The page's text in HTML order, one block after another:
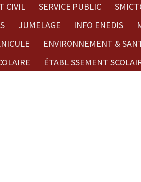
CIVIL SERVICE PUBLIC
JUMELAGE INFO ENEDIS
ENVIRONNEMENT &
ÉTABLISSEMENT